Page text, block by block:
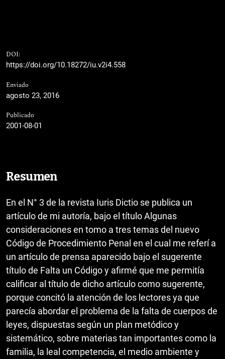
DOI:
https://doi.org/10.18272/iu.v2i4.558
Enviado
agosto 23, 2016
Publicado
2001-08-01
Resumen
En el N° 3 de la revista Iuris Dictio se publica un
artículo de mi autoría, bajo el título Algunas
consideraciones en tomo a tres temas del nuevo
Código de Procedimiento Penal en el cual me referí a
un artículo de prensa aparecido bajo el sugerente
título de Falta un Código y afirmé que me permitía
calificar al título de dicho artículo como sugerente,
porque concitó la atención de los lectores ya que
parecía abordar el problema de la falta de cuerpos de
leyes, dispuestas según un plan metódico y
sistemático, sobre materias tan importantes como la
familia, la leal competencia, el medio ambiente y